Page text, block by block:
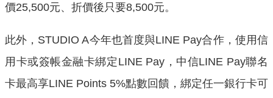
價25,500元、折價後只要8,500元。
此外，STUDIO A今年也首度與LINE Pay合作，使用信
用卡或簽帳金融卡綁定LINE Pay，中信LINE Pay聯名
卡最高享LINE Points 5%點數回饋，綁定任一銀行卡可